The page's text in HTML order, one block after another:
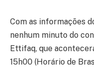
Com as informações
nenhum minuto do
Ettifaq, que
15h00 (Horário de